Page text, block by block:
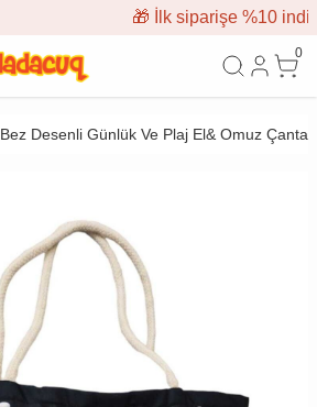
🎁 İlk siparişe %10 indirim
0
Desenli Günlük Ve Plaj El& Omuz